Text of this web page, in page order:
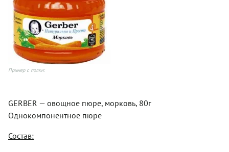
Пример с полки:
GERBER — овощное пюре, морковь, 80г
Однокомпонентное пюре
Состав: